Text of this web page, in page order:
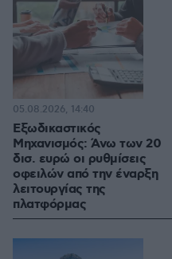
Εξωδικαστικός
Μηχανισμός: Άνω των 20
δισ. ευρώ οι ρυθμίσεις
οφειλών από την έναρξη
λειτουργίας της
πλατφόρμας
05.08.2026, 14:40